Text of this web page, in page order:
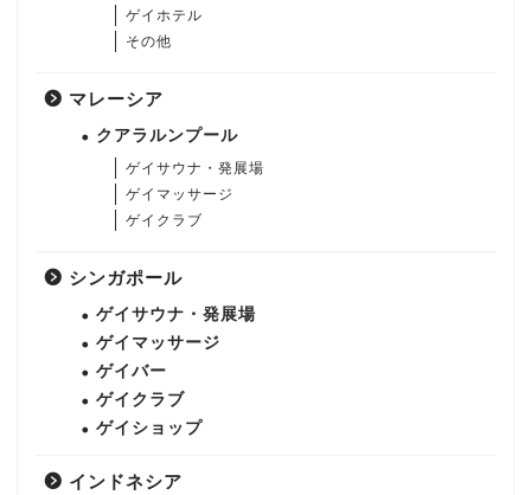
ゲイホテル
その他
マレーシア
クアラルンプール
ゲイサウナ・発展場
ゲイマッサージ
ゲイクラブ
シンガポール
ゲイサウナ・発展場
ゲイマッサージ
ゲイバー
ゲイクラブ
ゲイショップ
インドネシア